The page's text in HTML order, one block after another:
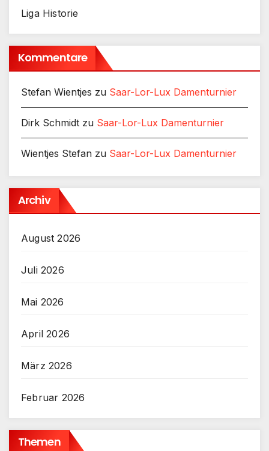
Liga Historie
Kommentare
Stefan Wientjes zu Saar-Lor-Lux Damenturnier
Dirk Schmidt zu Saar-Lor-Lux Damenturnier
Wientjes Stefan zu Saar-Lor-Lux Damenturnier
Archiv
August 2026
Juli 2026
Mai 2026
April 2026
März 2026
Februar 2026
Themen